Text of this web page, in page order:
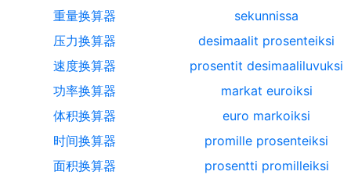
重量换算器
压力换算器
速度换算器
功率换算器
体积换算器
时间换算器
面积换算器
sekunnissa
desimaalit prosenteiksi
prosentit desimaaliluvuksi
markat euroiksi
euro markoiksi
promille prosenteiksi
prosentti promilleiksi